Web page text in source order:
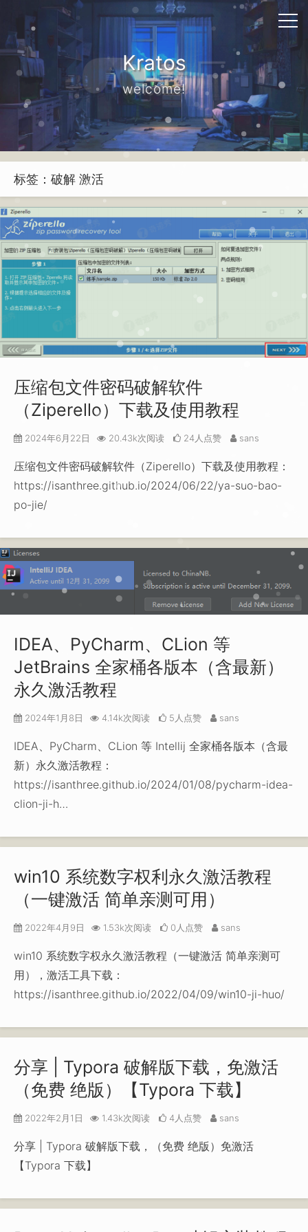
Kratos
welcome!
标签：破解 激活
压缩包文件密码破解软件
（Ziperello）下载及使用教程
2024年6月22日 20.43k次阅读 24人点赞 sans
压缩包文件密码破解软件（Ziperello）下载及使用教程：
https://isanthree.github.io/2024/06/22/ya-suo-bao-
po-jie/
IDEA、PyCharm、CLion 等
JetBrains 全家桶各版本（含最新）
永久激活教程
2024年1月8日 4.14k次阅读 5人点赞 sans
IDEA、PyCharm、CLion 等 Intellij 全家桶各版本（含最
新）永久激活教程：
https://isanthree.github.io/2024/01/08/pycharm-idea-
clion-ji-h…
win10 系统数字权利永久激活教程
（一键激活 简单亲测可用）
2022年4月9日 1.53k次阅读 0人点赞 sans
win10 系统数字权永久激活教程（一键激活 简单亲测可
用），激活工具下载：
https://isanthree.github.io/2022/04/09/win10-ji-huo/
分享 | Typora 破解版下载，免激活
（免费 绝版）【Typora 下载】
2022年2月1日 1.43k次阅读 4人点赞 sans
分享 | Typora 破解版下载，（免费 绝版）免激活
【Typora 下载】